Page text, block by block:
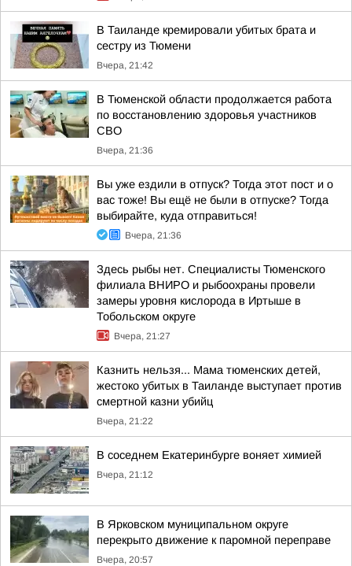
В Таиланде кремировали убитых брата и
сестру из Тюмени
Вчера, 21:42
В Тюменской области продолжается работа
по восстановлению здоровья участников
СВО
Вчера, 21:36
Вы уже ездили в отпуск? Тогда этот пост и о
вас тоже! Вы ещё не были в отпуске? Тогда
выбирайте, куда отправиться!
Вчера, 21:36
Здесь рыбы нет. Специалисты Тюменского
филиала ВНИРО и рыбоохраны провели
замеры уровня кислорода в Иртыше в
Тобольском округе
Вчера, 21:27
Казнить нельзя... Мама тюменских детей,
жестоко убитых в Таиланде выступает против
смертной казни убийц
Вчера, 21:22
В соседнем Екатеринбурге воняет химией
Вчера, 21:12
В Ярковском муниципальном округе
перекрыто движение к паромной переправе
Вчера, 20:57